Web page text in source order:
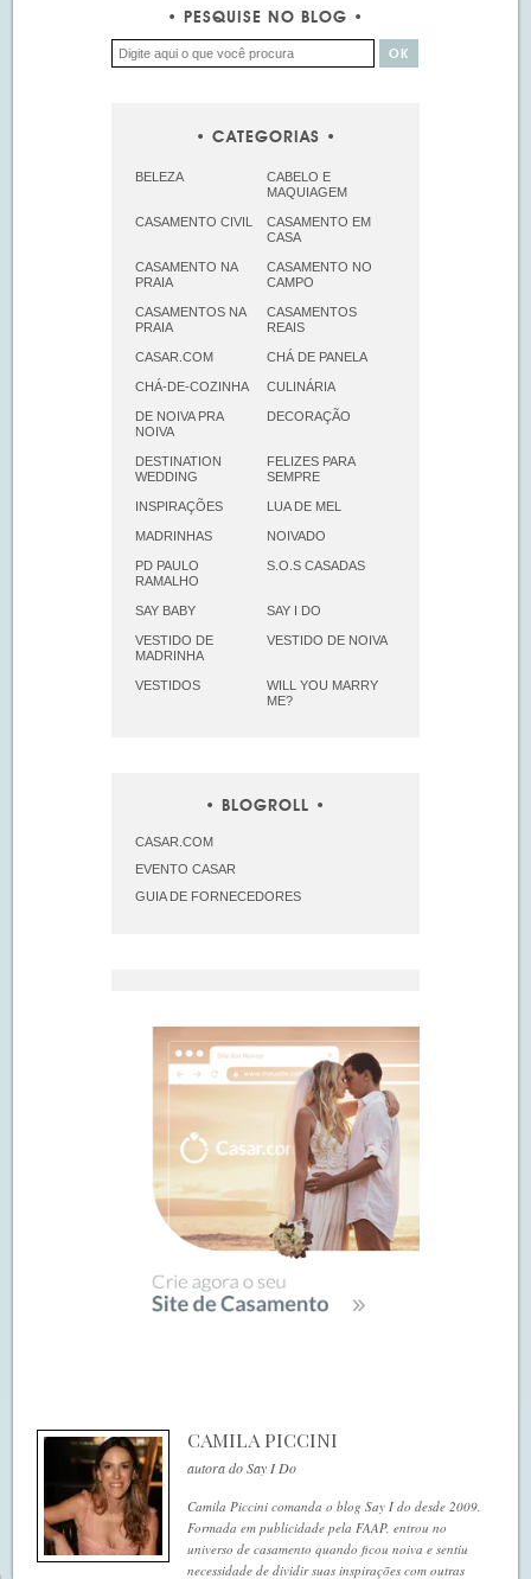
PESQUISE NO BLOG
CATEGORIAS
BELEZA
CABELO E
MAQUIAGEM
CASAMENTO CIVIL
CASAMENTO EM
CASA
CASAMENTO NA
PRAIA
CASAMENTO NO
CAMPO
CASAMENTOS NA
PRAIA
CASAMENTOS
REAIS
CASAR.COM CHÁ DE PANELA
CHÁ-DE-COZINHA CULINÁRIA
DE NOIVA PRA
NOIVA
DECORAÇÃO
DESTINATION
WEDDING
FELIZES PARA
SEMPRE
INSPIRAÇÕES LUA DE MEL
MADRINHAS NOIVADO
PD PAULO
RAMALHO
S.O.S CASADAS
SAY BABY SAY I DO
VESTIDO DE
MADRINHA
VESTIDO DE NOIVA
VESTIDOS
WILL YOU MARRY
ME?
BLOGROLL
CASAR.COM
EVENTO CASAR
GUIA DE FORNECEDORES
CAMILA PICCINI
autora do Say I Do
Camila Piccini comanda o blog Say I do desde 2009.
Formada em publicidade pela FAAP, entrou no
universo de casamento quando ficou noiva e sentiu
necessidade de dividir suas inspirações com outras